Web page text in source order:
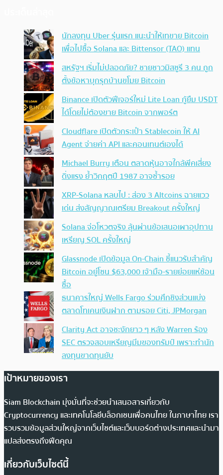
นักลงทุน Uber รุ่นแรก แนะนำให้เทขาย Bitcoin
เพื่อไปซื้อ Solana และ Bittensor (TAO) แทน
สหรัฐฯ เริ่มไม่ปลอดภัย? ชายชาวมิสซูรี 3 คน ถูก
ตั้งข้อหาบุกรุกบ้านขโมย Bitcoin
Binance เปิดตัวฟีเจอร์ใหม่ Lite Loan กู้ยืม USDT
ได้โดยไม่ต้องขาย Bitcoin จากพอร์ต
Cloudflare เปิดตัวกระเป๋า Stablecoin ให้ AI
Agent จ่ายค่า API และคอนเทนต์เองได้
Michael Burry เตือน ตลาดหุ้นอาจใกล้พีคเสี่ยง
ดิ่งแรง ย้ำวิกฤตปี 1987 อาจซ้ำรอย
XRP-Solana หลบไป : ส่อง 3 Altcoins ฉายแวว
เด่น ส่งสัญญาณเตรียม Breakout ครั้งใหญ่
Solana จ่อโหวตจริง ลุ้นผ่านข้อเสนอเผาอุปทาน
เหรียญ SOL ครั้งใหญ่
Glassnode เปิดข้อมูล On-Chain ชี้แนวรับสำคัญ
Bitcoin อยู่โซน $63,000 เจ้ามือ-รายย่อยแห่ช้อน
ซื้อ
ธนาคารใหญ่ Wells Fargo ร่วมศึกชิงส่วนแบ่ง
ตลาดโทเคนเงินฝาก ตามรอย Citi, JPMorgan
Clarity Act อาจชะงักยาว ๆ หลัง Warren ร้อง
SEC ตรวจสอบเหรียญมีมของทรัมป์ เพราะทำนัก
ลงทุนขาดทุนยับ
เป้าหมายของเรา
Siam Blockchain มุ่งมั่นที่จะช่วยนำเสนอสารเกี่ยวกับ
Cryptocurrency และเทคโนโลยีบล็อกเชนเพื่อคนไทย ในภาษาไทย เรา
รวบรวมข้อมูลส่วนใหญ่จากเว็บไซต์และเว็บบอร์ดต่างประเทศและนำมา
แปลส่งตรงถึงฟีดคุณ
เกี่ยวกับเว็บไซต์นี้